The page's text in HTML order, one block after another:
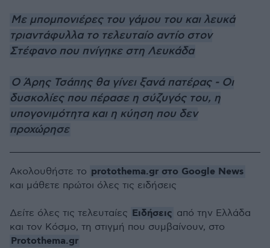
Με μπομπονιέρες του γάμου του και λευκά
τριαντάφυλλα το τελευταίο αντίο στον
Στέφανο που πνίγηκε στη Λευκάδα
Ο Άρης Τσάπης θα γίνει ξανά πατέρας - Οι
δυσκολίες που πέρασε η σύζυγός του, η
υπογονιμότητα και η κύηση που δεν
προχώρησε
Ακολουθήστε το protothema.gr στο Google News
και μάθετε πρώτοι όλες τις ειδήσεις
Δείτε όλες τις τελευταίες Ειδήσεις από την Ελλάδα
και τον Κόσμο, τη στιγμή που συμβαίνουν, στο
Protothema.gr